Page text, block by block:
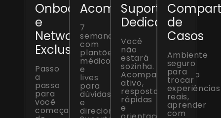
Onboarding
e
Networking
Exclusivo
Passo
a
passo
para
você
começar
Acompanhamento
7
semanas
com
plantões
médicos
e
lives
para
dúvidas
e
direcionamento.
Suporte
Dedicado
Você
não
estará
sozinha.
Acompanhamento
ativo,
respostas
rápidas
e
de
Casos
Ambiente
seguro
para
trocar
experiências
reais,
aprender
com